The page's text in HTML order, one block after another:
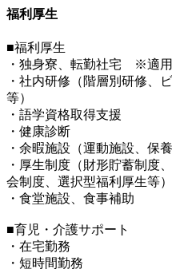
福利厚生
■福利厚生
・独身寮、転勤社宅 ※適
・社内研修（階層別研修、
等）
・語学資格取得支援
・健康診断
・余暇施設（運動施設、保養
・厚生制度（財形貯蓄制度
会制度、選択型福利厚生等）
・食堂施設、食事補助
■育児・介護サポート
・在宅勤務
・短時間勤務